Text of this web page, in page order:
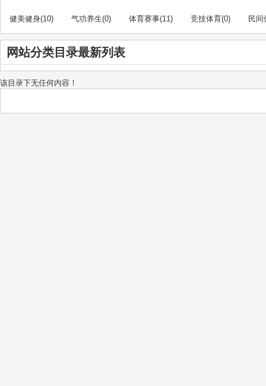
健美健身(10) 气功养生(0) 体育赛事(11) 竞技体育(0) 民间
网站分类目录最新列表
该目录下无任何内容！